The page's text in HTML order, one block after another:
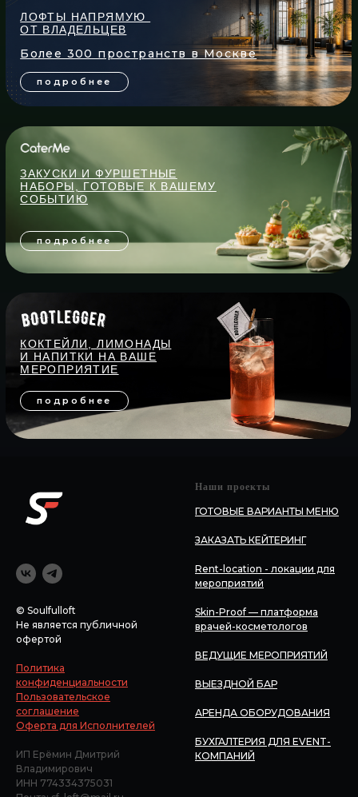
© Soulfulloft
Не является публичной
офертой
Политика
конфиденциальности
Пользовательское
соглашение
Оферта для Исполнителей
ИП Ерёмин Дмитрий
Владимирович
ИНН 774334375031
Наши проекты
ГОТОВЫЕ ВАРИАНТЫ МЕНЮ
ЗАКАЗАТЬ КЕЙТЕРИНГ
Rent-location - локации для
мероприятий
Skin-Proof — платформа
врачей-косметологов
ВЕДУЩИЕ МЕРОПРИЯТИЙ
ВЫЕЗДНОЙ БАР
АРЕНДА ОБОРУДОВАНИЯ
БУХГАЛТЕРИЯ ДЛЯ EVENT-
КОМПАНИЙ